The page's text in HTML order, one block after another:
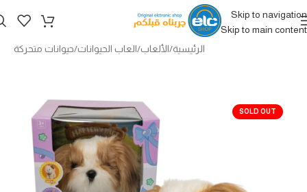
Skip to navigation
Skip to main content
الرئيسية/الألعاب/العاب الحيوانات/حيوانات متحركة
SOLD OUT